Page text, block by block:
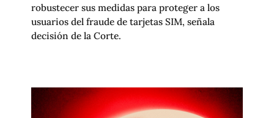
robustecer sus medidas para proteger a los
usuarios del fraude de tarjetas SIM, señala
decisión de la Corte.